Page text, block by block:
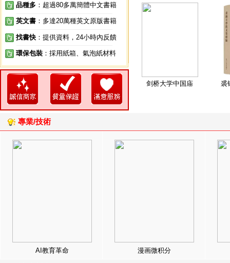
品種多 ：超過80多萬簡體中文書籍
英文書 ：多達20萬種英文原版書籍
找書快 ：提供資料，24小時內反饋
環保包裝 ：採用紙箱、氣泡紙材料
剑桥大学中国庙 裘
專業/技術
AI教育革命 漫画微积分